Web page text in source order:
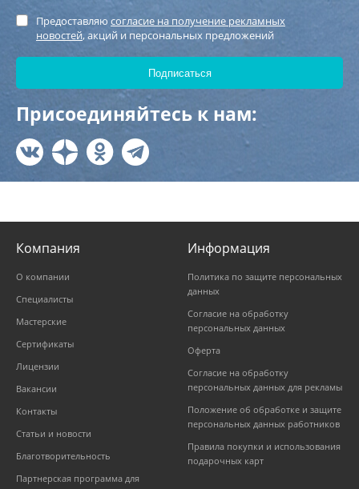
Предоставляю согласие на получение рекламных
новостей, акций и персональных предложений
Присоединяйтесь к нам:
Компания
О компании
Специалисты
Мастерские
Сертификаты
Лицензии
Вакансии
Контакты
Статьи и новости
Благотворительность
Партнерская программа для
Информация
Политика по защите персональных
данных
Согласие на обработку
персональных данных
Оферта
Согласие на обработку
персональных данных для рекламы
Положение об обработке и защите
персональных данных работников
Правила покупки и использования
подарочных карт